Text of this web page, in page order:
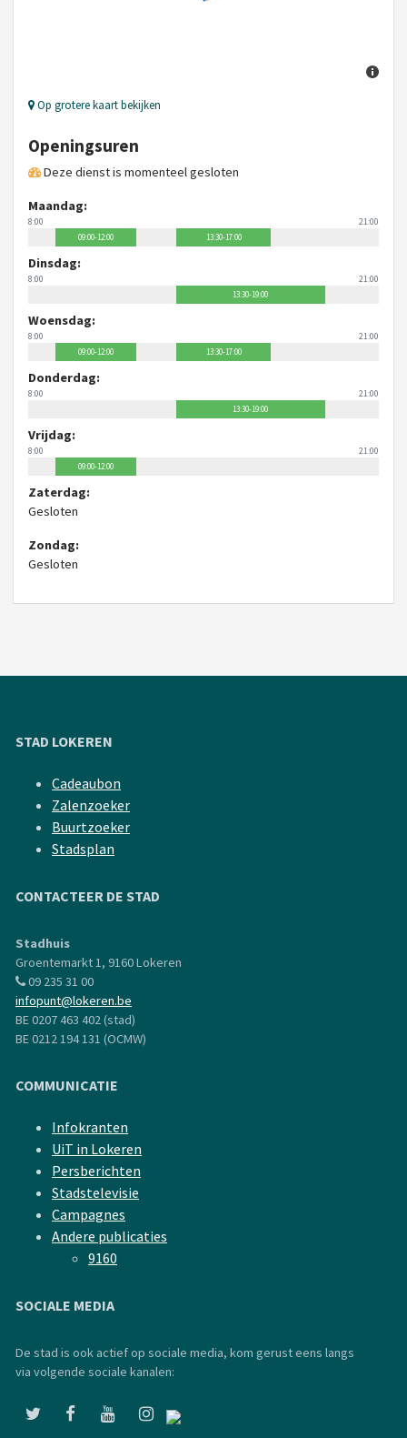
Op grotere kaart bekijken
Openingsuren
Deze dienst is momenteel gesloten
Maandag:
8:00 21:00
09:00-12:00 13:30-17:00
Dinsdag:
8:00 21:00
13:30-19:00
Woensdag:
8:00 21:00
09:00-12:00 13:30-17:00
Donderdag:
8:00 21:00
13:30-19:00
Vrijdag:
8:00 21:00
09:00-12:00
Zaterdag:
Gesloten
Zondag:
Gesloten
STAD LOKEREN
Cadeaubon
Zalenzoeker
Buurtzoeker
Stadsplan
CONTACTEER DE STAD
Stadhuis
Groentemarkt 1, 9160 Lokeren
09 235 31 00
infopunt@lokeren.be
BE 0207 463 402 (stad)
BE 0212 194 131 (OCMW)
COMMUNICATIE
Infokranten
UiT in Lokeren
Persberichten
Stadstelevisie
Campagnes
Andere publicaties
9160
SOCIALE MEDIA
De stad is ook actief op sociale media, kom gerust eens langs
via volgende sociale kanalen: